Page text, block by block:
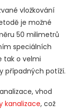
vložkování
je možné
50 milimetrů
speciálních
tak o velmi
případných potíží.
vhod
kanalizace, což